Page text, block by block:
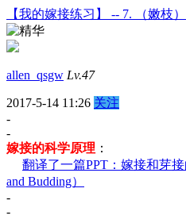
【我的嫁接练习】 -- 7. （嫩枝
allen_qsgw Lv.47
2017-5-14 11:26 关注
-
-
嫁接的科学原理 ：
翻译了一篇PPT：嫁接和芽
and Budding）
-
-